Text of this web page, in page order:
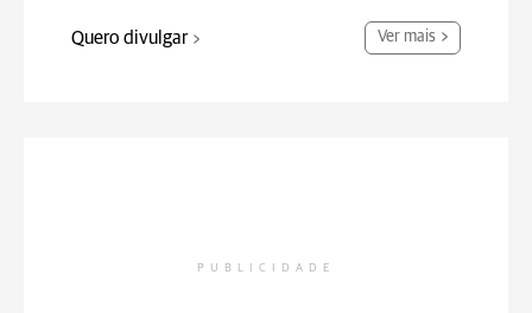
Quero divulgar Ver mais
PUBLICIDADE